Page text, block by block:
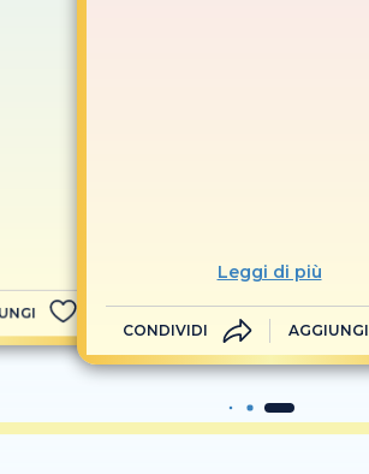
Leggi di più
CONDIVIDI AGGIUNGI